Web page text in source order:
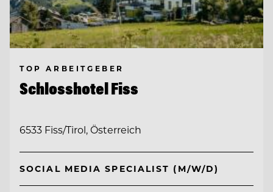
TOP ARBEITGEBER
Schlosshotel Fiss
6533 Fiss/Tirol, Österreich
SOCIAL MEDIA SPECIALIST (M/W/D)